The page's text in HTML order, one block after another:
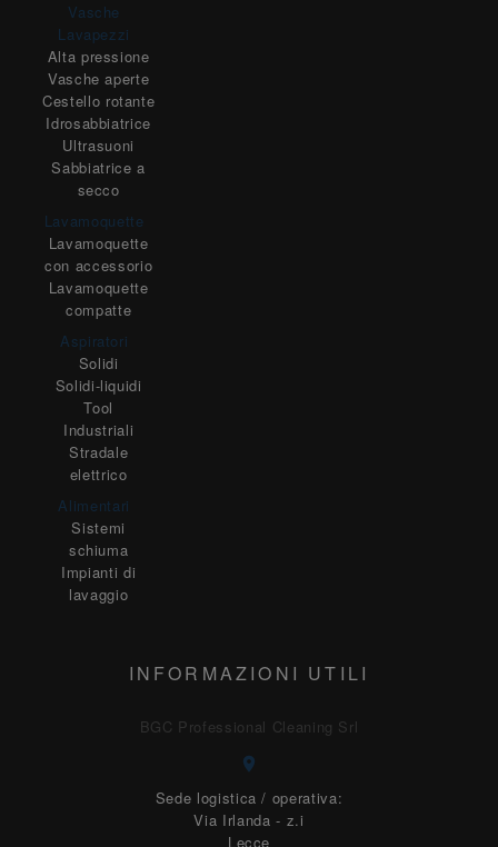
Vasche
Lavapezzi
Alta pressione
Vasche aperte
Cestello rotante
Idrosabbiatrice
Ultrasuoni
Sabbiatrice a
secco
Lavamoquette
Lavamoquette
con accessorio
Lavamoquette
compatte
Aspiratori
Solidi
Solidi-liquidi
Tool
Industriali
Stradale
elettrico
Alimentari
Sistemi
schiuma
Impianti di
lavaggio
INFORMAZIONI UTILI
BGC Professional Cleaning Srl
Sede logistica / operativa:
Via Irlanda - z.i
Lecce